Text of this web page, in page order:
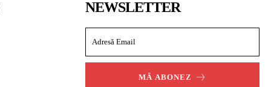
NEWSLETTER
MĂ ABONEZ